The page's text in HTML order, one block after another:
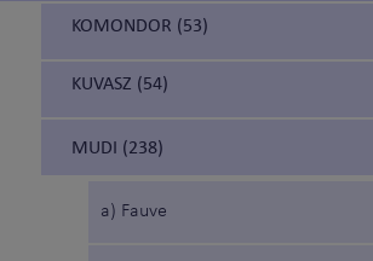
KOMONDOR (53)
KUVASZ (54)
MUDI (238)
a) Fauve